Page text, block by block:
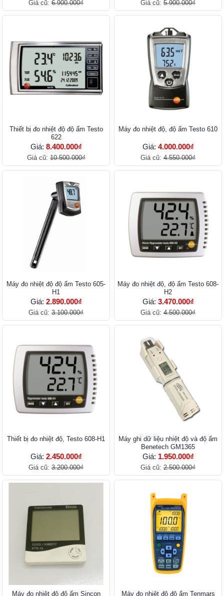
Giá cũ: 6.900.000₫ Giá cũ: 5.900.000₫
Thiết bị đo nhiệt độ độ ẩm Testo
622
Giá: 8.400.000₫
Giá cũ:10.500.000₫
Máy đo nhiệt độ, độ ẩm Testo 610
Giá: 4.000.000₫
Giá cũ: 4.550.000₫
Máy đo nhiệt độ độ ẩm Testo 605-
H1
Giá: 2.890.000₫
Giá cũ: 3.100.000₫
Máy đo nhiệt độ, độ ẩm Testo 608-
H2
Giá: 3.470.000₫
Giá cũ: 4.500.000₫
Thiết bị đo nhiệt độ, Testo 608-H1
Giá: 2.450.000₫
Giá cũ: 3.200.000₫
Máy ghi dữ liệu nhiệt độ và độ ẩm
Benetech GM1365
Giá: 1.950.000₫
Giá cũ: 2.500.000₫
Máy đo nhiệt độ độ ẩm Sincon
Máy đo nhiệt độ độ ẩm Tenmars